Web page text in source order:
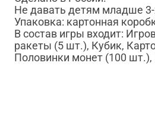
Не давать детям младше 3-
Упаковка: картонная
В состав игры входит:
ракеты (5 шт.), Кубик,
Половинки монет (100